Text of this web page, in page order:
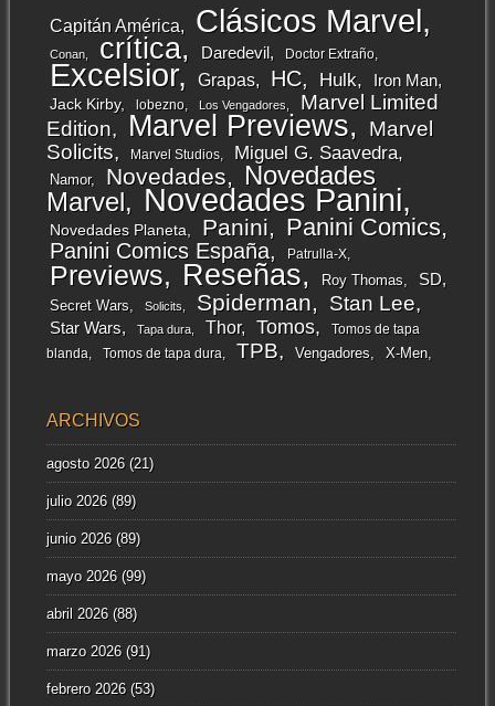
Capitán América Clásicos Marvel
Conan crítica Daredevil Doctor Extraño
Excelsior Grapas HC Hulk Iron Man
Jack Kirby lobezno Los Vengadores
Marvel Limited
Edition
Marvel Previews
Marvel
Solicits
Marvel Studios Miguel G. Saavedra
Namor Novedades
Novedades
Marvel
Novedades Panini
Novedades Planeta Panini Panini Comics
Panini Comics España Patrulla-X
Previews Reseñas Roy Thomas SD
Secret Wars Solicits Spiderman Stan Lee
Star Wars Tapa dura Thor Tomos
Tomos de tapa
blanda
Tomos de tapa dura TPB Vengadores X-Men
ARCHIVOS
agosto 2026(21)
julio 2026(89)
junio 2026(89)
mayo 2026(99)
abril 2026(88)
marzo 2026(91)
febrero 2026(53)